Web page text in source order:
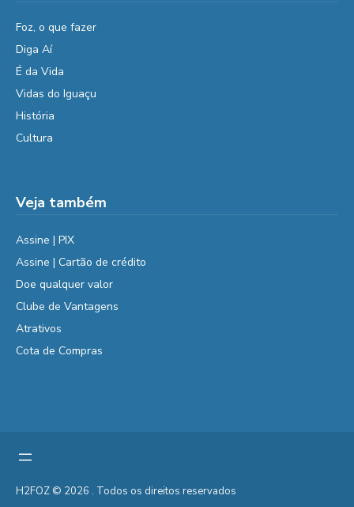
Foz, o que fazer
Diga Aí
É da Vida
Vidas do Iguaçu
História
Cultura
Veja também
Assine | PIX
Assine | Cartão de crédito
Doe qualquer valor
Clube de Vantagens
Atrativos
Cota de Compras
H2FOZ © 2026 . Todos os direitos reservados